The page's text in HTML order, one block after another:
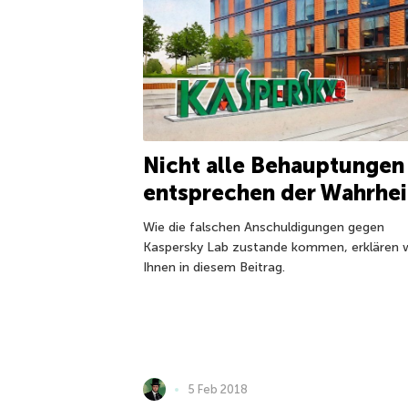
Nicht alle Behauptungen
entsprechen der
Wie die falschen Anschuldigungen gegen
Kaspersky Lab zustande kommen, erklären
Ihnen in diesem Beitrag.
5 Feb 2018